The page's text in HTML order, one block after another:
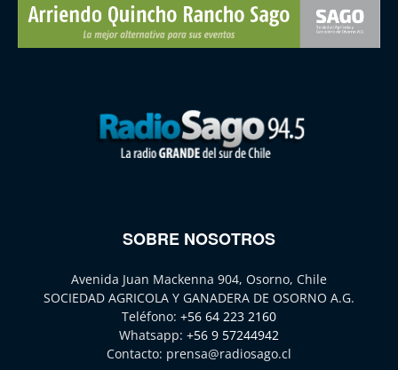
SOBRE NOSOTROS
Avenida Juan Mackenna 904, Osorno, Chile
SOCIEDAD AGRICOLA Y GANADERA DE OSORNO A.G.
Teléfono: +56 64 223 2160
Whatsapp: +56 9 57244942
Contacto: prensa@radiosago.cl